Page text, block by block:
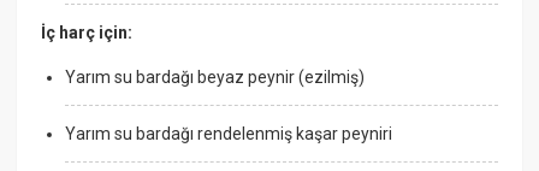
İç harç için:
Yarım su bardağı beyaz peynir (ezilmiş)
Yarım su bardağı rendelenmiş kaşar peyniri